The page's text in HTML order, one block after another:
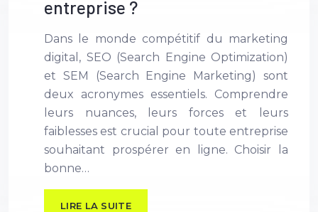
entreprise ?
Dans le monde compétitif du marketing
digital, SEO (Search Engine Optimization)
et SEM (Search Engine Marketing) sont
deux acronymes essentiels. Comprendre
leurs nuances, leurs forces et leurs
faiblesses est crucial pour toute entreprise
souhaitant prospérer en ligne. Choisir la
bonne…
LIRE LA SUITE